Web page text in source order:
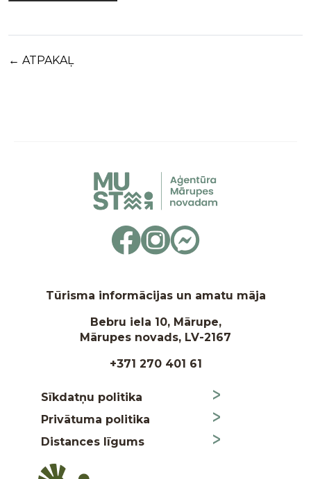
← ATPAKAĻ
Tūrisma informācijas un amatu māja
Bebru iela 10, Mārupe,
Mārupes novads, LV-2167
+371 270 401 61
Sīkdatņu politika
Privātuma politika
Distances līgums